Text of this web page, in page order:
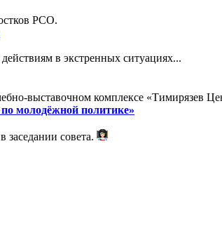
РСО.
в экстренных ситуациях...
выставочном комплексе «Тимирязев
по молодёжной политике»
совета.